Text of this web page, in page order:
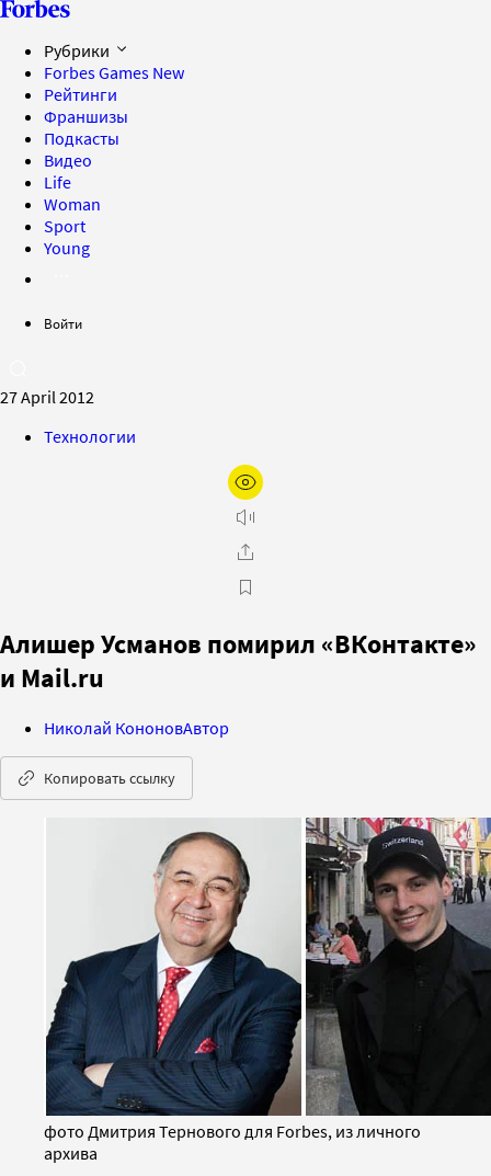
Рубрики
Forbes Games New
Рейтинги
Франшизы
Подкасты
Видео
Life
Woman
Sport
Young
Войти
27 April 2012
Технологии
Алишер Усманов помирил «ВКонтакте»
и Mail.ru
Николай КононовАвтор
Копировать ссылку
фото Дмитрия Тернового для Forbes, из личного
архива